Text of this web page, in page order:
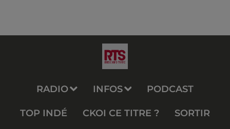
RADIO INFOS PODCAST
TOP INDÉ CKOI CE TITRE ? SORTIR